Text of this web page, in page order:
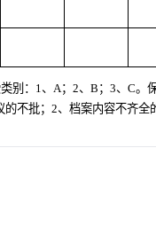
：1、A；2、B；3、C。
不批；2、档案内容不齐全